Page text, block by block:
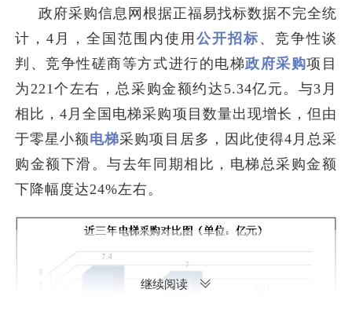
政府采购信息网根据正福易找标数据不完全统
计，4月，全国范围内使用 公开招标 、竞争性谈
判、竞争性磋商等方式进行的电梯政府采购项目
为221个左右，总采购金额约达5.34亿元。与3月
相比，4月全国电梯采购项目数量出现增长，但由
于零星小额电梯​采购项目居多，因此使得4月总采
购金额下滑。与去年同期相比，电梯总采购金额
下降幅度达24%左右。
继续阅读